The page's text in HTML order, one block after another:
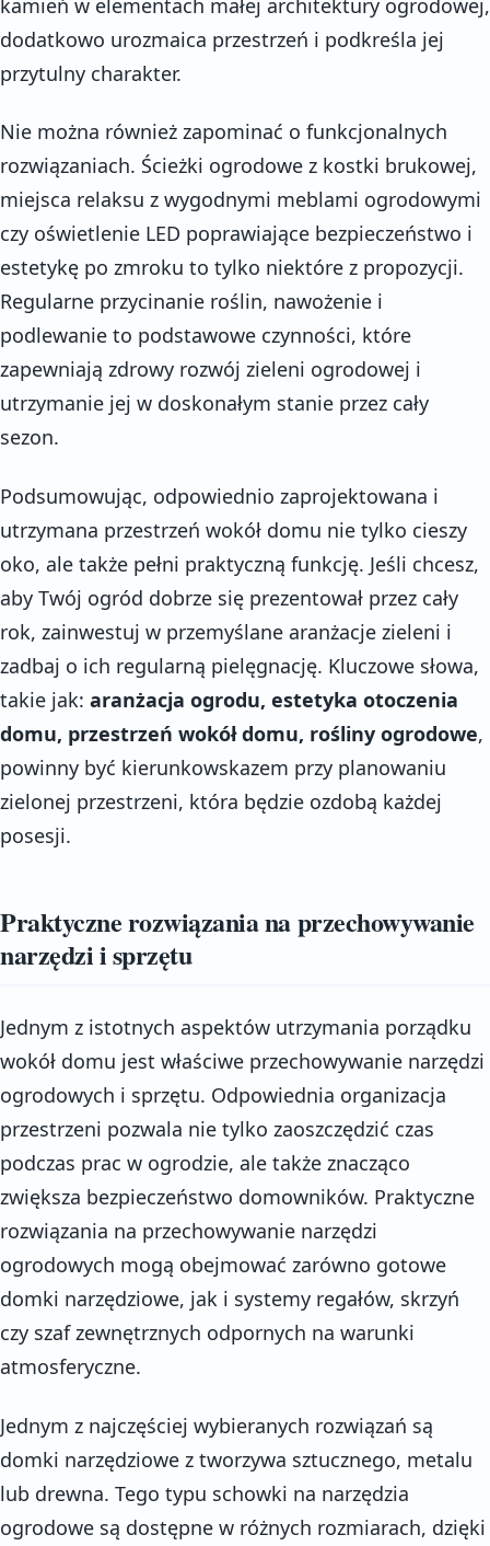
dodatkowo urozmaica przestrzeń i podkreśla jej
przytulny charakter.
Nie można również zapominać o funkcjonalnych
rozwiązaniach. Ścieżki ogrodowe z kostki brukowej,
miejsca relaksu z wygodnymi meblami ogrodowymi
czy oświetlenie LED poprawiające bezpieczeństwo i
estetykę po zmroku to tylko niektóre z propozycji.
Regularne przycinanie roślin, nawożenie i
podlewanie to podstawowe czynności, które
zapewniają zdrowy rozwój zieleni ogrodowej i
utrzymanie jej w doskonałym stanie przez cały
sezon.
Podsumowując, odpowiednio zaprojektowana i
utrzymana przestrzeń wokół domu nie tylko cieszy
oko, ale także pełni praktyczną funkcję. Jeśli chcesz,
aby Twój ogród dobrze się prezentował przez cały
rok, zainwestuj w przemyślane aranżacje zieleni i
zadbaj o ich regularną pielęgnację. Kluczowe słowa,
takie jak: aranżacja ogrodu, estetyka otoczenia
domu, przestrzeń wokół domu, rośliny ogrodowe,
powinny być kierunkowskazem przy planowaniu
zielonej przestrzeni, która będzie ozdobą każdej
posesji.
Praktyczne rozwiązania na przechowywanie
narzędzi i sprzętu
Jednym z istotnych aspektów utrzymania porządku
wokół domu jest właściwe przechowywanie narzędzi
ogrodowych i sprzętu. Odpowiednia organizacja
przestrzeni pozwala nie tylko zaoszczędzić czas
podczas prac w ogrodzie, ale także znacząco
zwiększa bezpieczeństwo domowników. Praktyczne
rozwiązania na przechowywanie narzędzi
ogrodowych mogą obejmować zarówno gotowe
domki narzędziowe, jak i systemy regałów, skrzyń
czy szaf zewnętrznych odpornych na warunki
atmosferyczne.
Jednym z najczęściej wybieranych rozwiązań są
domki narzędziowe z tworzywa sztucznego, metalu
lub drewna. Tego typu schowki na narzędzia
ogrodowe są dostępne w różnych rozmiarach, dzięki